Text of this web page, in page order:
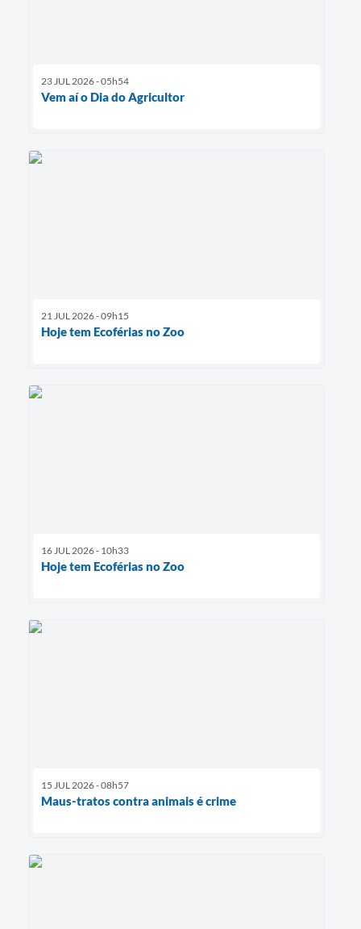
23 JUL 2026 - 05h54
Vem aí o Dia do Agricultor
21 JUL 2026 - 09h15
Hoje tem Ecoférias no Zoo
16 JUL 2026 - 10h33
Hoje tem Ecoférias no Zoo
15 JUL 2026 - 08h57
Maus-tratos contra animais é crime